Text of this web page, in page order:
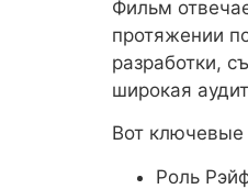
Фильм
протяжении
разработки,
широкая
Вот
Роль